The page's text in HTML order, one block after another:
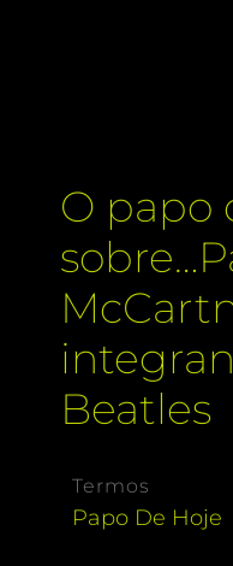
O papo
Beatles
Termos
Papo De Hoje